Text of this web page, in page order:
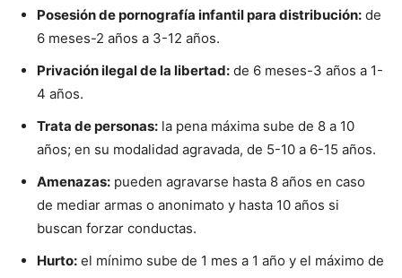
Posesión de pornografía infantil para distribución: de
6 meses-2 años a 3-12 años.
Privación ilegal de la libertad: de 6 meses-3 años a 1-
4 años.
Trata de personas: la pena máxima sube de 8 a 10
años; en su modalidad agravada, de 5-10 a 6-15 años.
Amenazas: pueden agravarse hasta 8 años en caso
de mediar armas o anonimato y hasta 10 años si
buscan forzar conductas.
Hurto: el mínimo sube de 1 mes a 1 año y el máximo de